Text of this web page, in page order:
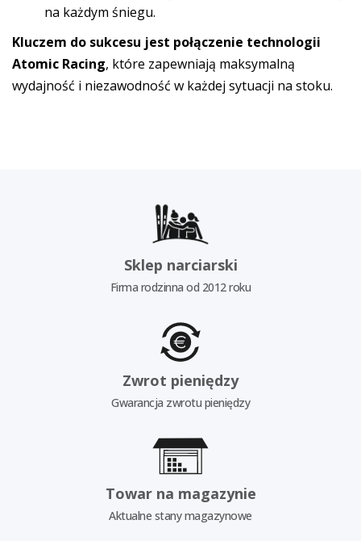
na każdym śniegu.
Kluczem do sukcesu jest połączenie technologii
Atomic Racing, które zapewniają maksymalną
wydajność i niezawodność w każdej sytuacji na stoku.
Sklep narciarski
Firma rodzinna od 2012 roku
Zwrot pieniędzy
Gwarancja zwrotu pieniędzy
Towar na magazynie
Aktualne stany magazynowe